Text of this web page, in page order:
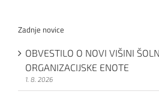
Zadnje novice
OBVESTILO O NOVI VIŠINI
ORGANIZACIJSKE ENOTE
1. 8. 2026